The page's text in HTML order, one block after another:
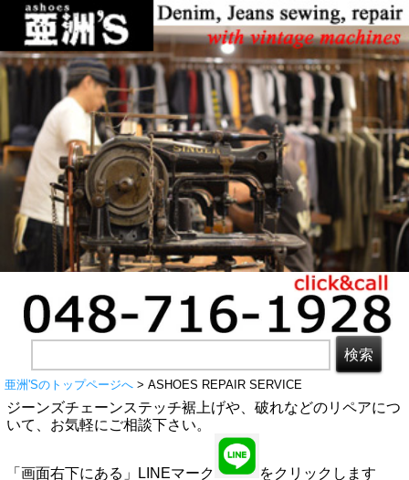
亜洲'Sのトップページへ > ASHOES REPAIR SERVICE
ジーンズチェーンステッチ裾上げや、破れなどのリペアにつ
いて、お気軽にご相談下さい。
「画面右下にある」LINEマーク
をクリックします